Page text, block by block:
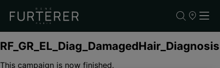
ΣΗΜΕΙΑ
ΤΩΝ
ΜΑΣ